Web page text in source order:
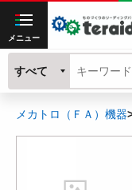
メニュー
すべて
メカトロ（ＦＡ）機器